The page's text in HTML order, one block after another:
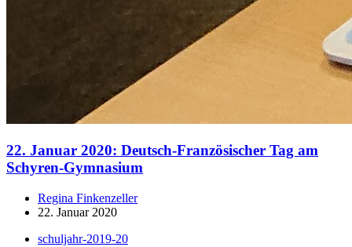
22. Januar 2020: Deutsch-Französischer Tag am
Schyren-Gymnasium
Regina Finkenzeller
22. Januar 2020
schuljahr-2019-20